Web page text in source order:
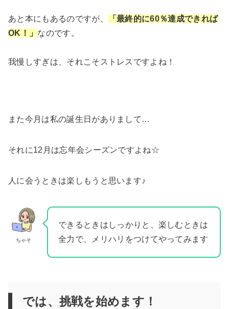
あと本にもあるのですが、
「最終的に60％達成できれば
OK！」 なのです。
我慢しすぎは、それこそストレスですよね！
また今月は私の誕生日がありまして…
それに12月は忘年会シーズンですよね☆
人に会うときは楽しもうと思います♪
ちゃそ
できるときはしっかりと、楽しむときは
全力で、メリハリをつけてやってみます
では、挑戦を始めます！